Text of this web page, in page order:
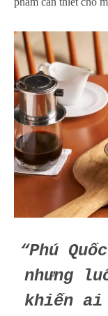
“Phú
nhưng
khiến ai